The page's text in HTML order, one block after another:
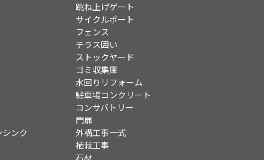
跳ね上げゲート
サイクルポート
フェンス
テラス囲い
ストックヤード
ゴミ収集庫
水回りリフォーム
駐車場コンクリート
コンサバトリー
門扉
ンク
外構工事一式
植栽工事